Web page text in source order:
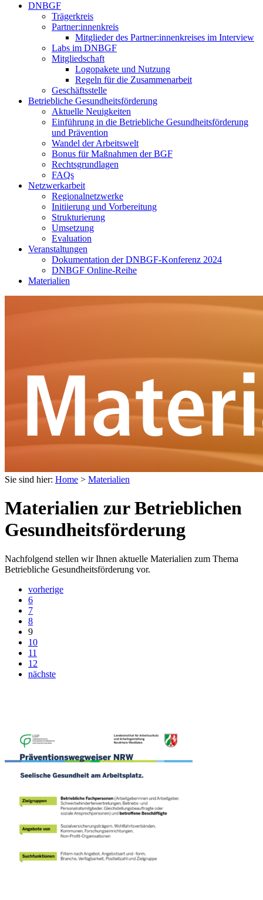
DNBGF
Trägerkreis
Partner:innenkreis
Mitglieder des Partner:innenkreises im Interview
Labs im DNBGF
Mitgliedschaft
Logopakete und Nutzung
Regeln für die Zusammenarbeit
Geschäftsstelle
Betriebliche Gesundheitsförderung
Aktuelle Neuigkeiten
Einführung in die Betriebliche Gesundheitsförderung
und Prävention
Wandel der Arbeitswelt
Bonus für Maßnahmen der BGF
Rechtsgrundlagen
FAQs
Netzwerkarbeit
Regionalnetzwerke
Initiierung und Vorbereitung
Strukturierung
Umsetzung
Evaluation
Veranstaltungen
Dokumentation der DNBGF-Konferenz 2024
DNBGF Online-Reihe
Materialien
Sie sind hier: Home > Materialien
Materialien zur Betrieblichen
Gesundheitsförderung
Nachfolgend stellen wir Ihnen aktuelle Materialien zum Thema
Betriebliche Gesundheitsförderung vor.
vorherige
6
7
8
9
10
11
12
nächste